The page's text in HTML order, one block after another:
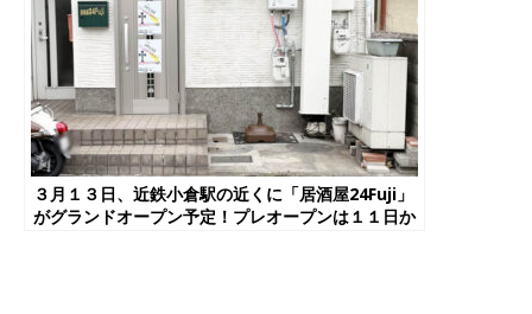
３月１３日、近鉄小倉駅の近くに「居酒屋24Fuji」
がグランドオープン予定！プレオープンは１１日か